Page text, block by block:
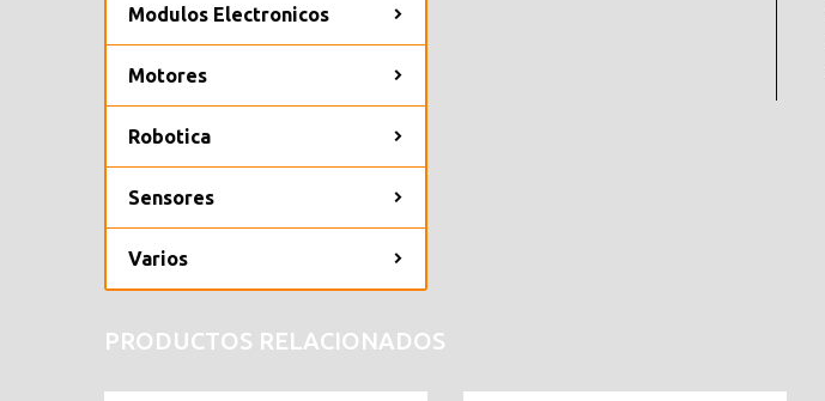
Modulos Electronicos
Motores
Robotica
Sensores
Varios
PRODUCTOS RELACIONADOS